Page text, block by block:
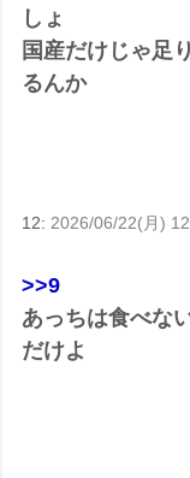
しょ
国産だけじゃ足
るんか
12:2026/06/22(月)
>>9
あっちは食べな
だけよ